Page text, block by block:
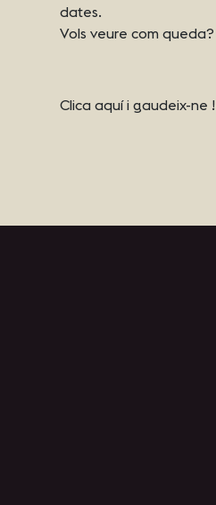
dates.
Vols veure com queda?
Clica aquí i gaudeix-ne !